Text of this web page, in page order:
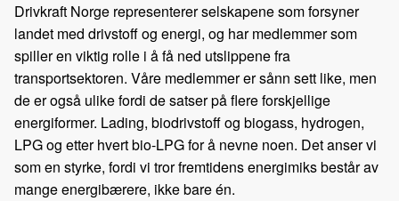
Drivkraft Norge representerer selskapene som forsyner
landet med drivstoff og energi, og har medlemmer som
spiller en viktig rolle i å få ned utslippene fra
transportsektoren. Våre medlemmer er sånn sett like, men
de er også ulike fordi de satser på flere forskjellige
energiformer. Lading, biodrivstoff og biogass, hydrogen,
LPG og etter hvert bio-LPG for å nevne noen. Det anser vi
som en styrke, fordi vi tror fremtidens energimiks består av
mange energibærere, ikke bare én.